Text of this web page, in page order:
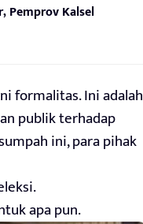
Pemprov Kalsel
formalitas. Ini adalah
publik terhadap
ini, para pihak
apa pun.